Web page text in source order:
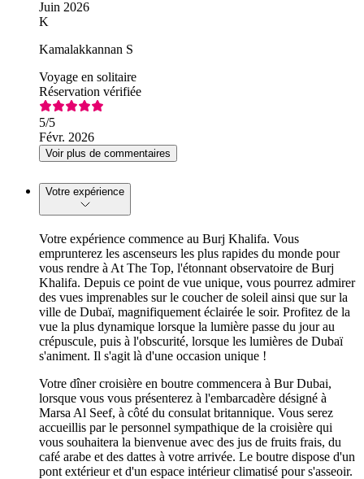
Juin 2026
K
Kamalakkannan S
Voyage en solitaire
Réservation vérifiée
5/5
Févr. 2026
Voir plus de commentaires
Votre expérience
Votre expérience commence au Burj Khalifa. Vous
emprunterez les ascenseurs les plus rapides du monde pour
vous rendre à At The Top, l'étonnant observatoire de Burj
Khalifa. Depuis ce point de vue unique, vous pourrez admirer
des vues imprenables sur le coucher de soleil ainsi que sur la
ville de Dubaï, magnifiquement éclairée le soir. Profitez de la
vue la plus dynamique lorsque la lumière passe du jour au
crépuscule, puis à l'obscurité, lorsque les lumières de Dubaï
s'animent. Il s'agit là d'une occasion unique !
Votre dîner croisière en boutre commencera à Bur Dubai,
lorsque vous vous présenterez à l'embarcadère désigné à
Marsa Al Seef, à côté du consulat britannique. Vous serez
accueillis par le personnel sympathique de la croisière qui
vous souhaitera la bienvenue avec des jus de fruits frais, du
café arabe et des dattes à votre arrivée. Le boutre dispose d'un
pont extérieur et d'un espace intérieur climatisé pour s'asseoir.